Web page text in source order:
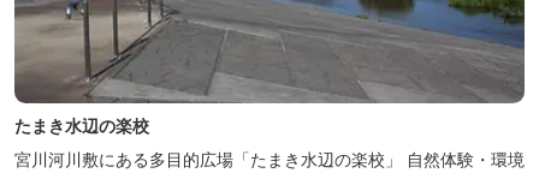
たまき水辺の楽校
宮川河川敷にある多目的広場「たまき水辺の楽校」 自然体験・環境